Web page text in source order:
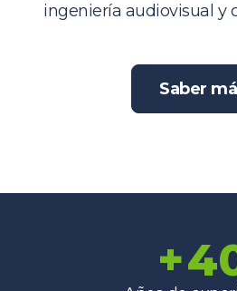
ingeniería audiovisual y
Saber
+